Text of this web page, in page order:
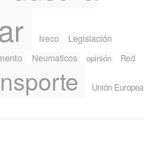
Iveco Legislación
Neumaticos opinión Red
Unión Europea